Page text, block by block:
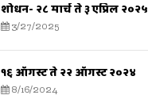
शोधन- २८ मार्च ते ३ एप्रिल २०२५
3/27/2025
१६ ऑगस्ट ते २२ ऑगस्ट २०२४
8/16/2024